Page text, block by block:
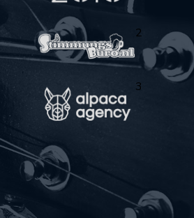
2
3